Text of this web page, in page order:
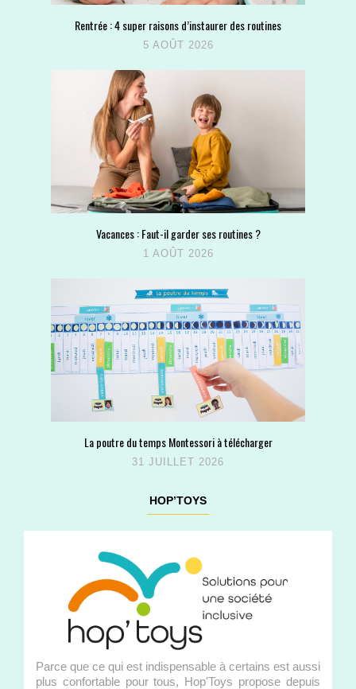
Rentrée : 4 super raisons d’instaurer des routines
5 AOÛT 2026
Vacances : Faut-il garder ses routines ?
1 AOÛT 2026
La poutre du temps Montessori à télécharger
31 JUILLET 2026
HOP’TOYS
Parce que ce qui est indispensable à certains est aussi
plus confortable pour tous, Hop'Toys propose depuis